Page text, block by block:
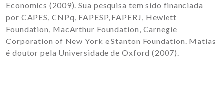
Economics (2009). Sua pesquisa tem sido financiada
por CAPES, CNPq, FAPESP, FAPERJ, Hewlett
Foundation, MacArthur Foundation, Carnegie
Corporation of New York e Stanton Foundation. Matias
é doutor pela Universidade de Oxford (2007).